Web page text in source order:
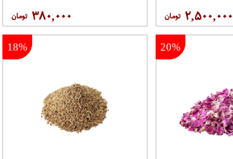
۲,۵۰۰,۰۰۰ ۳۸۰,۰۰۰
20%
18%